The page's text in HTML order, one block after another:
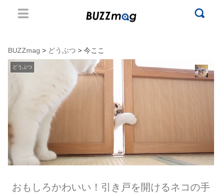
BUZZmag > どうぶつ > 今ここ
どうぶつ
おもしろかわいい！引き戸を開けるネコの手